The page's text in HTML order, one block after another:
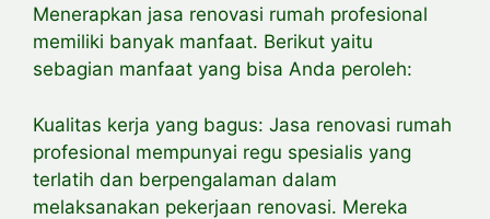
Menerapkan jasa renovasi rumah profesional
memiliki banyak manfaat. Berikut yaitu
sebagian manfaat yang bisa Anda peroleh:
Kualitas kerja yang bagus: Jasa renovasi rumah
profesional mempunyai regu spesialis yang
terlatih dan berpengalaman dalam
melaksanakan pekerjaan renovasi. Mereka